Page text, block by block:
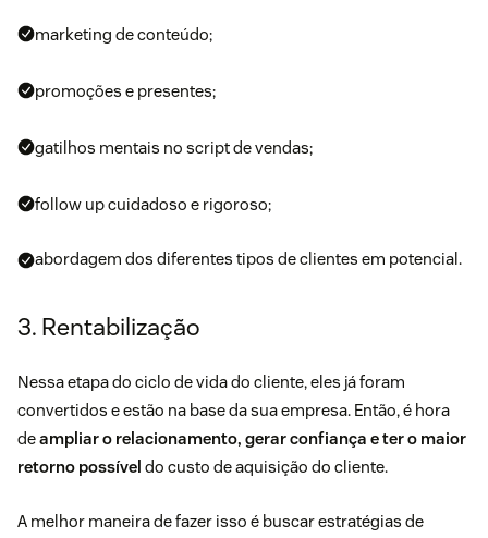
marketing de conteúdo;
promoções e presentes;
gatilhos mentais no script de vendas;
follow up cuidadoso e rigoroso;
abordagem dos diferentes tipos de clientes em potencial.
3. Rentabilização
Nessa etapa do ciclo de vida do cliente, eles já foram
convertidos e estão na base da sua empresa. Então, é hora
deampliar o relacionamento, gerar confiança e ter o maior
retorno possível do custo de aquisição do cliente.
A melhor maneira de fazer isso é buscar estratégias de